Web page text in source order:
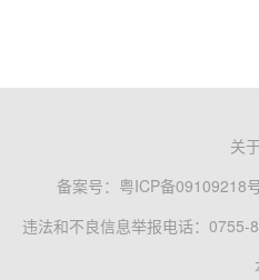
关
备案号： 粤ICP备09109218
违法和不良信息举报电话：0755-